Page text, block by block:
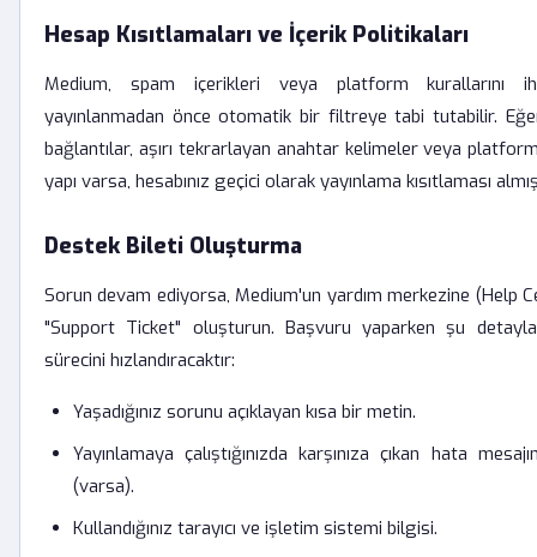
Hesap Kısıtlamaları ve İçerik Politikaları
Medium, spam içerikleri veya platform kurallarını
yayınlanmadan önce otomatik bir filtreye tabi tutabilir.
bağlantılar, aşırı tekrarlayan anahtar kelimeler veya platform
yapı varsa, hesabınız geçici olarak yayınlama kısıtlaması
Destek Bileti Oluşturma
Sorun devam ediyorsa, Medium'un yardım merkezine (Help
"Support Ticket" oluşturun. Başvuru yaparken şu
sürecini hızlandıracaktır:
Yaşadığınız sorunu açıklayan kısa bir metin.
Yayınlamaya çalıştığınızda karşınıza çıkan hata
(varsa).
Kullandığınız tarayıcı ve işletim sistemi bilgisi.